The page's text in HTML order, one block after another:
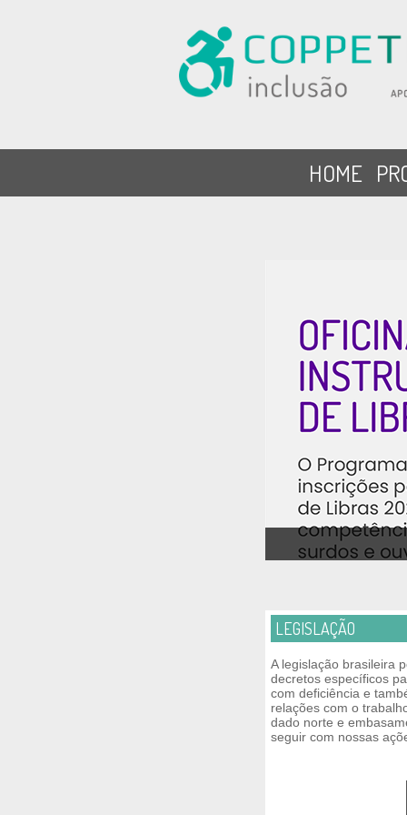
HOME
LEGISLAÇÃO
A legislação brasileira
decretos específicos
com deficiência e
relações com o
dado norte e
seguir com nossas